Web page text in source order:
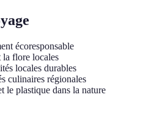
écoresponsable
la flore locales
locales durables
culinaires régionales
le plastique dans la nature